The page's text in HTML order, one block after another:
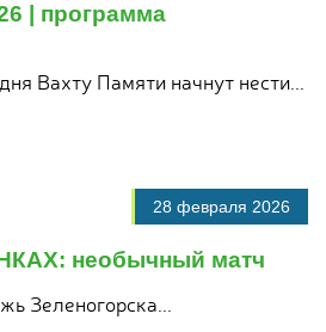
| программа
Вахту Памяти начнут нести...
28 февраля 2026
необычный матч
Зеленогорска...